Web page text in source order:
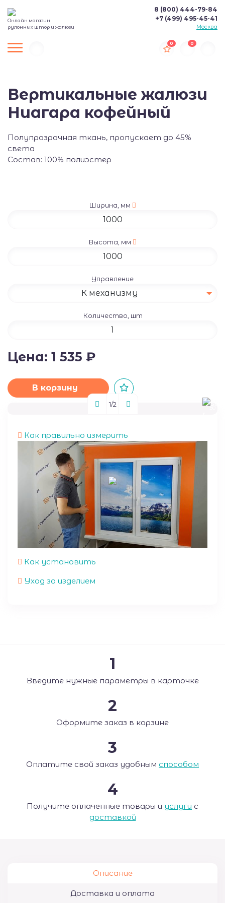
Онлайн магазин
рулонных штор и жалюзи
8 (800) 444-79-84
+7 (499) 495-45-41
Москва
0 0
Вертикальные жалюзи
Ниагара кофейный
Полупрозрачная ткань, пропускает до 45%
света
Состав: 100% полиэстер
Ширина, мм
Высота, мм
Управление
К механизму
Количество, шт
Цена: 1 535 ₽
В корзину
50
1/2
Как правильно измерить
Как установить
Уход за изделием
1
Введите нужные параметры в карточке
2
Оформите заказ в корзине
3
Оплатите свой заказ удобным способом
4
Получите оплаченные товары и услуги с
доставкой
Описание
Доставка и оплата